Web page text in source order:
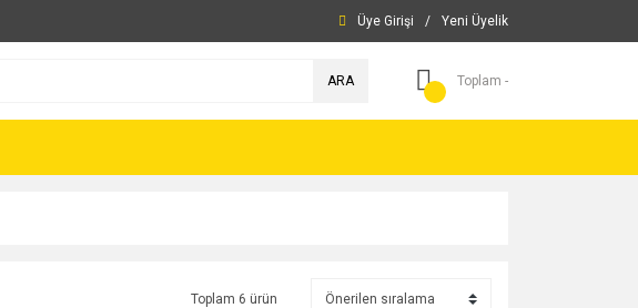
Üye Girişi / Yeni Üyelik
ARA Toplam -
Toplam 6 ürün